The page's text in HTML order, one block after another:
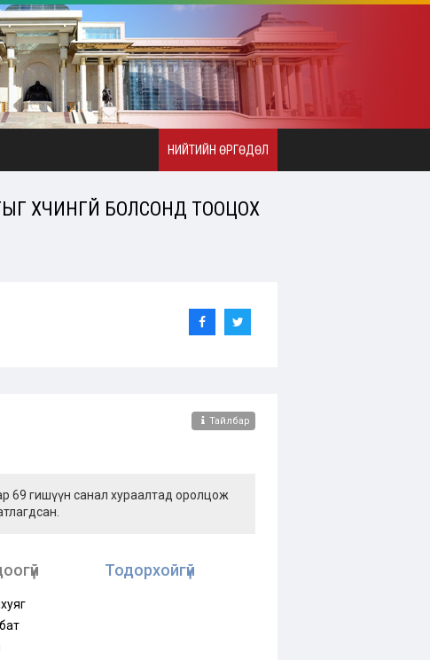
НИЙТИЙН ӨРГӨДӨЛ
ХҮЧИНГҮЙ БОЛСОНД ТООЦОХ
Тайлбар
69 гишүүн санал хураалтад оролцож
Тодорхойгүй